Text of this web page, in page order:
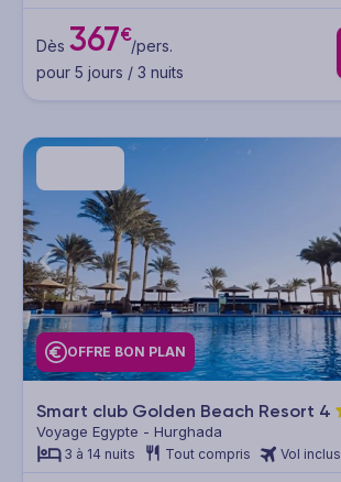
Dès 367€/pers.
pour 5 jours / 3 nuits
OFFRE BON PLAN
Smart club Golden Beach Resort 4
Voyage Egypte - Hurghada
3 à 14 nuits Tout compris Vol inclus